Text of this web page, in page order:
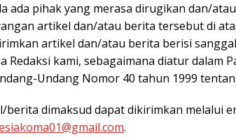
ada pihak yang merasa dirugikan dan/
artikel dan/atau berita tersebut di
artikel dan/atau berita berisi
Redaksi kami, sebagaimana diatur dalam
Undang Nomor 40 tahun 1999
berita dimaksud dapat dikirimkan melalui
.